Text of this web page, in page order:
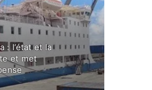
: l’état et la
et met